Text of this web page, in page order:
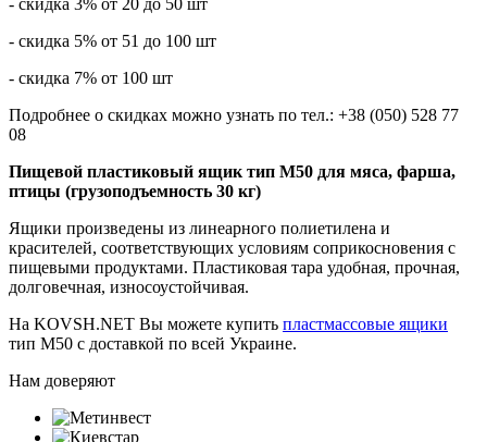
- скидка 5% от 51 до 100 шт
- скидка 7% от 100 шт
Подробнее о скидках можно узнать по тел.: +38 (050) 528 77
08
Пищевой пластиковый ящик тип М50 для мяса, фарша,
птицы (грузоподъемность 30 кг)
Ящики произведены из линеарного полиетилена и
красителей, соответствующих условиям соприкосновения с
пищевыми продуктами. Пластиковая тара удобная, прочная,
долговечная, износоустойчивая.
На KOVSH.NET Вы можете купить пластмассовые ящики
тип М50 с доставкой по всей Украине.
Нам доверяют